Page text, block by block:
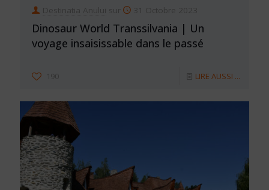
Destinatia Anului sur 31 Octobre 2023
Dinosaur World Transsilvania | Un
voyage insaisissable dans le passé
190 LIRE AUSSI ...